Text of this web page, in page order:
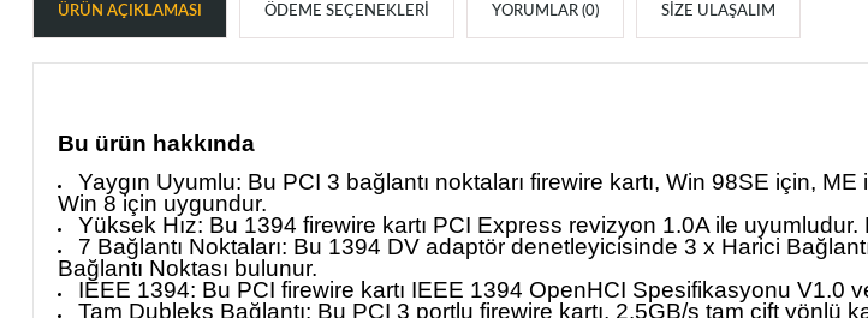
ÜRÜN AÇIKLAMASI ÖDEME SEÇENEKLERI YORUMLAR (0) SIZE ULAŞALIM
Bu ürün hakkında
Yaygın Uyumlu: Bu PCI 3 bağlantı noktaları firewire kartı, Win 98SE için,
Win 8 için uygundur.
Yüksek Hız: Bu 1394 firewire kartı PCI Express revizyon 1.0A ile uyumludur.
7 Bağlantı Noktaları: Bu 1394 DV adaptör denetleyicisinde 3 x Harici
Bağlantı Noktası bulunur.
IEEE 1394: Bu PCI firewire kartı IEEE 1394 OpenHCI Spesifikasyonu V1.0
Tam Dubleks Bağlantı: Bu PCI 3 portlu firewire kartı, 2.5GB/s tam çift yönlü